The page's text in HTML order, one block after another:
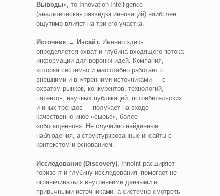
Выводы», то Innovation Intelligence
(аналитическая разведка инноваций) наиболее
ощутимо влияет на три его участка.
Источник → Инсайт. Именно здесь
определяется охват и глубина входящего потока
информации для воронки идей. Компания,
которая системно и масштабно работает с
внешними и внутренними источниками — с
охватом рынков, конкурентов, технологий,
патентов, научных публикаций, потребительских
и иных трендов — получает на входе
качественно иное «сырьё», более
«обогащённое». Не случайно найденные
наблюдения, а структурированные инсайты с
контекстом и основанием.
Исследование (Discovery).
InnoInt расширяет
горизонт и глубину исследования: помогает не
ограничиваться внутренними данными и
привычными источниками, а системно смотреть